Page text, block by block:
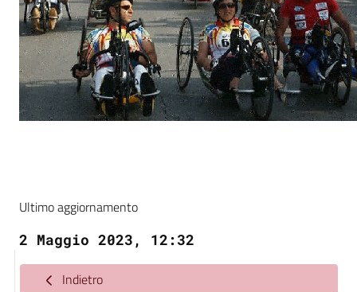
Ultimo aggiornamento
2 Maggio 2023, 12:32
Indietro